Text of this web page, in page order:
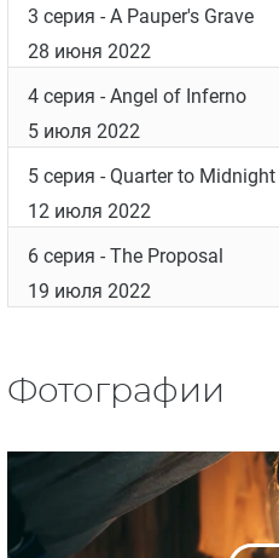
3 серия - A Pauper's Grave
28 июня 2022
4 серия - Angel of Inferno
5 июля 2022
5 серия - Quarter to Midnight
12 июля 2022
6 серия - The Proposal
19 июля 2022
Фотографии